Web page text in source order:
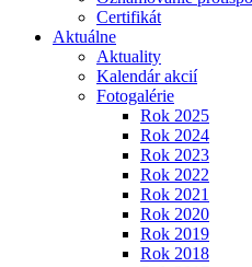
Certifikát
Aktuálne
Aktuality
Kalendár akcií
Fotogalérie
Rok 2025
Rok 2024
Rok 2023
Rok 2022
Rok 2021
Rok 2020
Rok 2019
Rok 2018